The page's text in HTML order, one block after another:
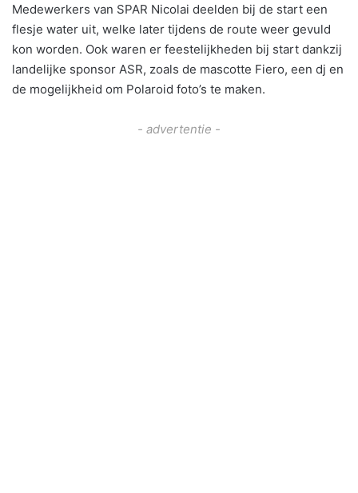
Medewerkers van SPAR Nicolai deelden bij de start een
flesje water uit, welke later tijdens de route weer gevuld
kon worden. Ook waren er feestelijkheden bij start dankzij
landelijke sponsor ASR, zoals de mascotte Fiero, een dj en
de mogelijkheid om Polaroid foto’s te maken.
- advertentie -